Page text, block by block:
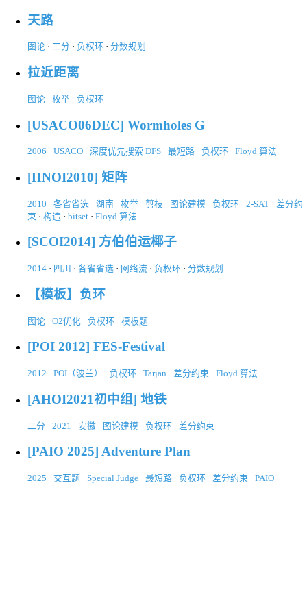
天路
图论 · 二分 · 负权环 · 分数规划
拉近距离
图论 · 枚举 · 负权环
[USACO06DEC] Wormholes G
2006 · USACO · 深度优先搜索 DFS · 最短路 · 负权环 · Floyd 算法
[HNOI2010] 矩阵
2010 · 各省省选 · 湖南 · 枚举 · 剪枝 · 图论建模 · 负权环 · 2-SAT · 差分约
束 · 构造 · bitset · Floyd 算法
[SCOI2014] 方伯伯运椰子
2014 · 四川 · 各省省选 · 网络流 · 负权环 · 分数规划
【模板】负环
图论 · O2优化 · 负权环 · 模板题
[POI 2012] FES-Festival
2012 · POI（波兰） · 负权环 · Tarjan · 差分约束 · Floyd 算法
[AHOI2021初中组] 地铁
二分 · 2021 · 安徽 · 图论建模 · 负权环 · 差分约束
[PAIO 2025] Adventure Plan
2025 · 交互题 · Special Judge · 最短路 · 负权环 · 差分约束 · PAIO
|